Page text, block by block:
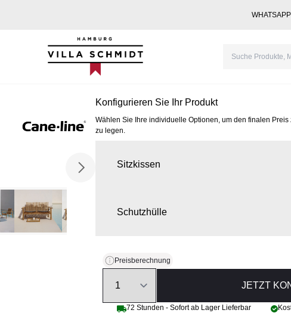
WHATSAPP
Villa Schmidt
Konfigurieren Sie Ihr Produkt
Wählen Sie Ihre individuelle Optionen, um den finalen
zu legen.
Sitzkissen
Schutzhülle
Preisberechnung
JETZT
72 Stunden - Sofort ab Lager Lieferbar